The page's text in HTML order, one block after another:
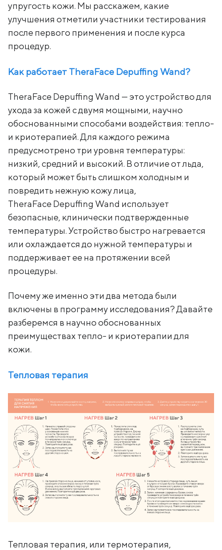
упругость кожи. Мы расскажем, какие
улучшения отметили участники тестирования
после первого применения и после курса
процедур.
Как работает TheraFace Depuffing Wand?
TheraFace Depuffing Wand — это устройство для
ухода за кожей с двумя мощными, научно
обоснованными способами воздействия: тепло-
и криотерапией. Для каждого режима
предусмотрено три уровня температуры:
низкий, средний и высокий. В отличие от льда,
который может быть слишком холодным и
повредить нежную кожу лица,
TheraFace Depuffing Wand использует
безопасные, клинически подтвержденные
температуры. Устройство быстро нагревается
или охлаждается до нужной температуры и
поддерживает ее на протяжении всей
процедуры.
Почему же именно эти два метода были
включены в программу исследования? Давайте
разберемся в научно обоснованных
преимуществах тепло- и криотерапии для
кожи.
Тепловая терапия
Тепловая терапия, или термотерапия,